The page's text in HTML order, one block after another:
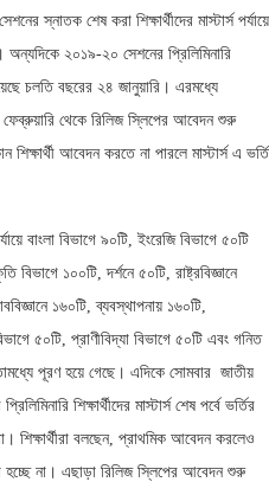
স্নাতক শেষ করা শিক্ষার্থীদের মাস্টার্স পর্যায়ে
২০১৯-২০ সেশনের প্রিলিমিনারি
চলতি বছরের ২৪ জানুয়ারি। এরমধ্যে
থেকে রিলিজ স্লিপের আবেদন শুরু
আবেদন করতে না পারলে মাস্টার্স এ ভর্তি
বাংলা বিভাগে ৯০টি, ইংরেজি বিভাগে ৫০টি
১০০টি, দর্শনে ৫০টি, রাষ্ট্রবিজ্ঞানে
১৬০টি, ব্যবস্থাপনায় ১৬০টি,
৫০টি, প্রাণীবিদ্যা বিভাগে ৫০টি এবং গনিত
পূরণ হয়ে গেছে। এদিকে সোমবার জাতীয়
শিক্ষার্থীদের মাস্টার্স শেষ পর্বে ভর্তির
শিক্ষার্থীরা বলছেন, প্রাথমিক আবেদন করলেও
না। এছাড়া রিলিজ স্লিপের আবেদন শুরু